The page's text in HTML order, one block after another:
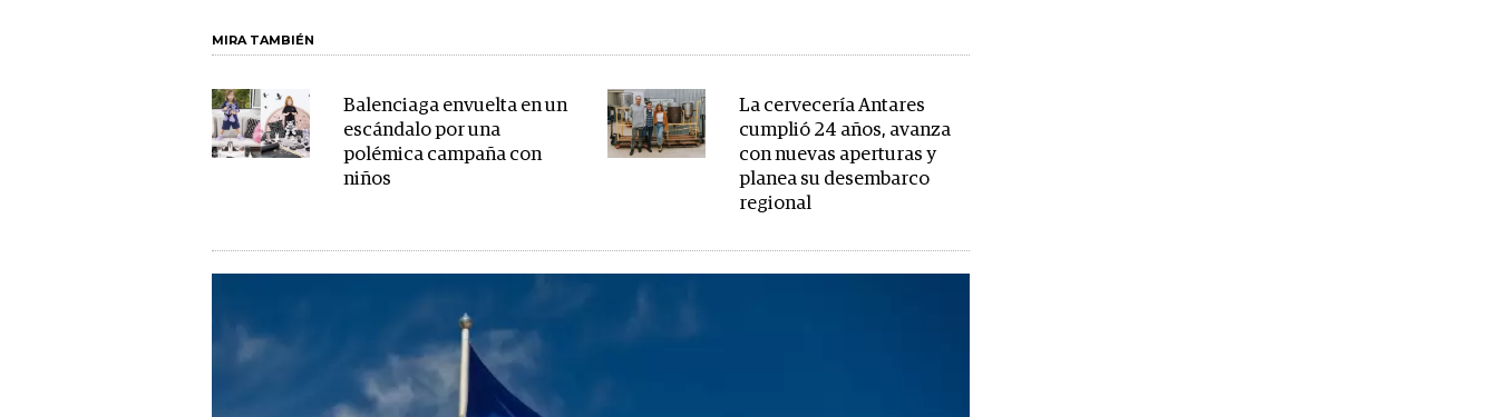
MIRA TAMBIÉN
Balenciaga envuelta en un
escándalo por una
polémica campaña con
niños
La cervecería Antares
cumplió 24 años, avanza
con nuevas aperturas y
planea su desembarco
regional